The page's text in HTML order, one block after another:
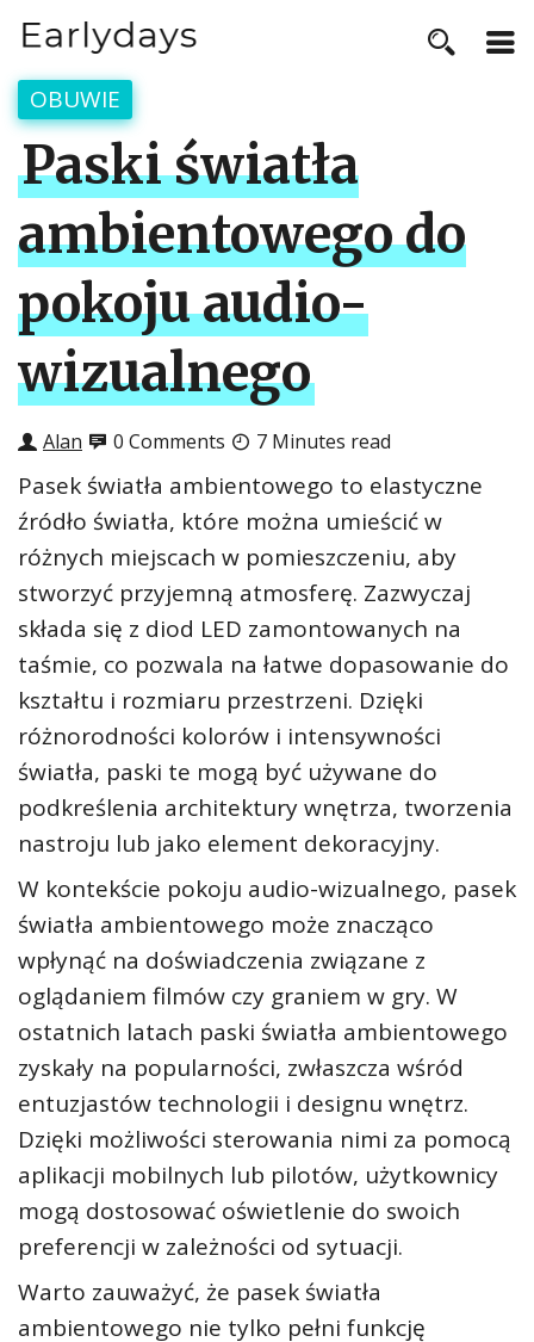
OBUWIE
Paski światła
ambientowego do
pokoju audio-
wizualnego
Alan 0 Comments 7 Minutes read
Pasek światła ambientowego to elastyczne
źródło światła, które można umieścić w
różnych miejscach w pomieszczeniu, aby
stworzyć przyjemną atmosferę. Zazwyczaj
składa się z diod LED zamontowanych na
taśmie, co pozwala na łatwe dopasowanie do
kształtu i rozmiaru przestrzeni. Dzięki
różnorodności kolorów i intensywności
światła, paski te mogą być używane do
podkreślenia architektury wnętrza, tworzenia
nastroju lub jako element dekoracyjny.
W kontekście pokoju audio-wizualnego, pasek
światła ambientowego może znacząco
wpłynąć na doświadczenia związane z
oglądaniem filmów czy graniem w gry. W
ostatnich latach paski światła ambientowego
zyskały na popularności, zwłaszcza wśród
entuzjastów technologii i designu wnętrz.
Dzięki możliwości sterowania nimi za pomocą
aplikacji mobilnych lub pilotów, użytkownicy
mogą dostosować oświetlenie do swoich
preferencji w zależności od sytuacji.
Warto zauważyć, że pasek światła
ambientowego nie tylko pełni funkcję